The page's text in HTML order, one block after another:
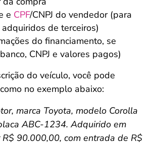
e CPF/CNPJ do vendedor (para
de terceiros)
do financiamento, se
CNPJ e valores pagos)
do veículo, você pode
no exemplo abaixo:
marca Toyota, modelo Corolla
ABC-1234. Adquirido em
90.000,00, com entrada de R$